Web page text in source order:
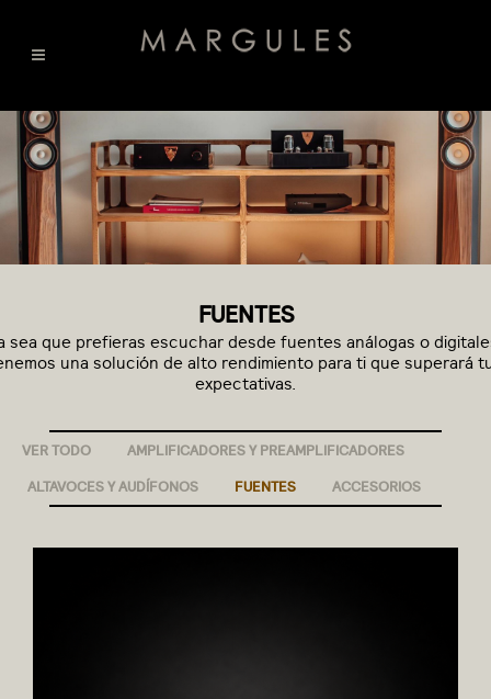
FUENTES
sea que prefieras escuchar desde fuentes análogas o
una solución de alto rendimiento para ti que superará
expectativas.
VER TODO
AMPLIFICADORES Y PREAMPLIFICADORES
ALTAVOCES Y AUDÍFONOS
FUENTES ACCESORIOS